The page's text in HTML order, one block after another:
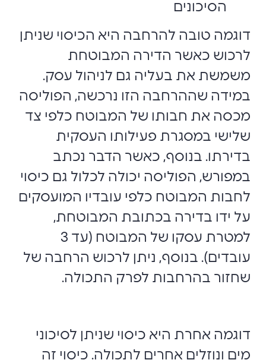
הסיכונים
דוגמה טובה להרחבה היא הכיסוי שניתן
לרכוש כאשר הדירה המבוטחת
משמשת את בעליה גם לניהול עסק.
במידה שההרחבה הזו נרכשה, הפוליסה
מכסה את חבותו של המבוטח כלפי צד
שלישי במסגרת פעילותו העסקית
בדירתו. בנוסף, כאשר הדבר נכתב
במפורש, הפוליסה יכולה לכלול גם כיסוי
לחבות המבוטח כלפי עובדיו המועסקים
על ידו בדירה בכתובת המבוטחת,
למטרת עסקו של המבוטח (עד 3
עובדים). בנוסף, ניתן לרכוש הרחבה של
שחזור בהרחבות לפרק התכולה.
דוגמה אחרת היא כיסוי שניתן לסיכוני
מים ונוזלים אחרים לתכולה. כיסוי זה